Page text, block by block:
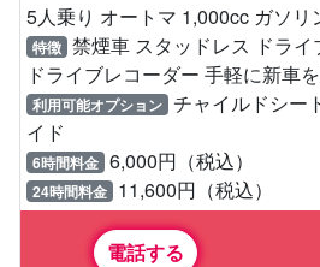
5人乗り オートマ 1,000cc ガソリ
特徴 禁煙車 スタッドレス ドライ
ドライブレコーダー 手軽に新車
利用可能オプション チャイルドシー
イド
6時間料金 6,000円（税込）
24時間料金 11,600円（税込）
電話する